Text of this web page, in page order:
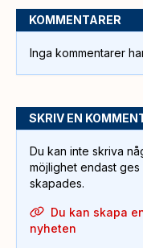
KOMMENTARER
Inga kommentarer
SKRIV EN
Du kan inte skriva
möjlighet endast ges
skapades.
Du kan skapa
nyheten